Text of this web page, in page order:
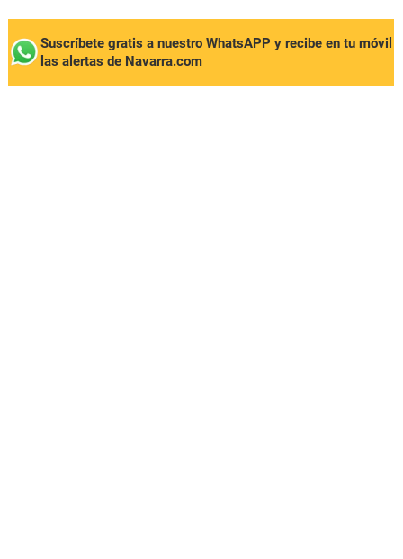
Suscríbete gratis a nuestro WhatsAPP y recibe en tu móvil
las alertas de Navarra.com